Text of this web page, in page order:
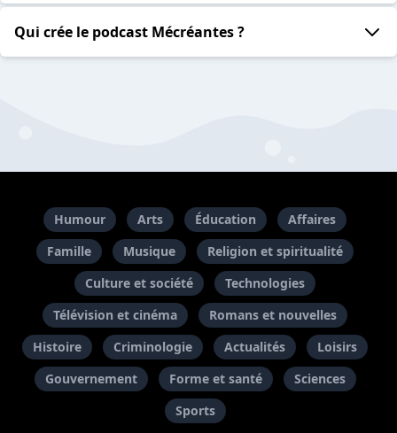
Qui crée le podcast Mécréantes ?
Humour Arts Éducation
Affaires
Famille
Musique
Religion et spiritualité
Culture et société
Technologies
Télévision et cinéma
Romans et nouvelles
Histoire
Criminologie Actualités
Loisirs
Gouvernement
Forme et santé
Sciences
Sports